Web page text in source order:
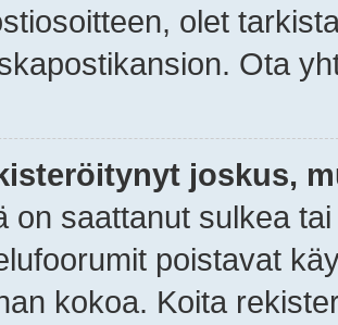
olet
Ota
joskus,
on saattanut sulkea
poistavat
kokoa. Koita